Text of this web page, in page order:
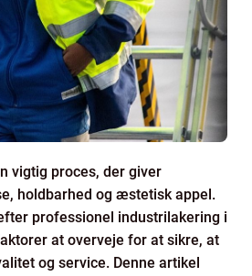
vigtig proces, der giver
holdbarhed og æstetisk appel.
professionel industrilakering i
at overveje for at sikre, at
og service. Denne artikel